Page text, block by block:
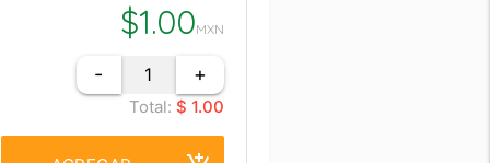
$1.00MXN
- +
Total:$ 1.00